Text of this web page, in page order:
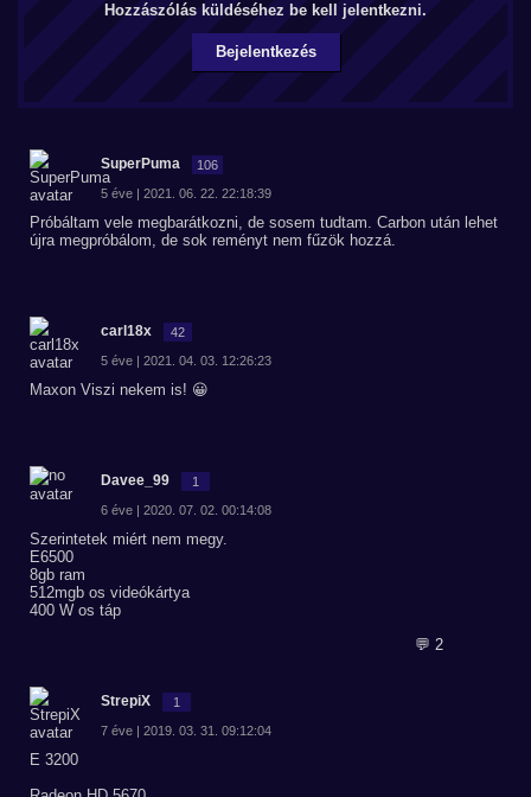
Hozzászólás küldéséhez be kell jelentkezni.
Bejelentkezés
SuperPuma 106
5 éve | 2021. 06. 22. 22:18:39
Próbáltam vele megbarátkozni, de sosem tudtam. Carbon után lehet
újra megpróbálom, de sok reményt nem fűzök hozzá.
carl18x 42
5 éve | 2021. 04. 03. 12:26:23
Maxon Viszi nekem is! 😀
Davee_99 1
6 éve | 2020. 07. 02. 00:14:08
Szerintetek miért nem megy.
E6500
8gb ram
512mgb os videókártya
400 W os táp
💬 2
StrepiX 1
7 éve | 2019. 03. 31. 09:12:04
E 3200